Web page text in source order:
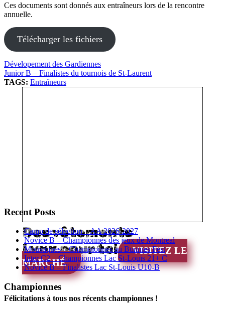
Ces documents sont donnés aux entraîneurs lors de la rencontre
annuelle.
Télécharger les fichiers
Dévelopement des Gardiennes
Junior B – Finalistes du tournois de St-Laurent
TAGS: Entraîneurs
Des vêtements
Lynx pour toi
VISITEZ LE
MARCHÉ
Recent Posts
Camp de sélection – AA 2026-2027
Novice B – Championnes des jeux de Montreal
Moustiques – Championnes au Bunnies Fest
Inter C2 – Championnes Lac St-Louis 21+ C
Novice B – Finalistes Lac St-Louis U10-B
Championnes
Félicitations à tous nos récents championnes !